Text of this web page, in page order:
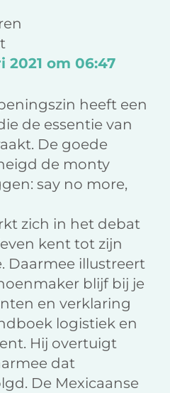
2021 om 06:47
heeft een
de essentie van
De goede
de monty
say no more,
zich in het debat
kent tot zijn
Daarmee illustreert
blijf bij je
en verklaring
logistiek en
Hij overtuigt
dat
De Mexicaanse